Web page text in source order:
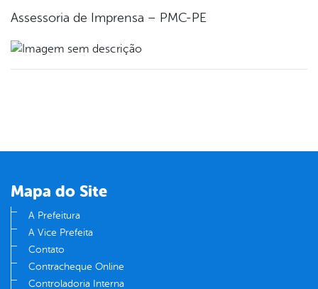
Assessoria de Imprensa – PMC-PE
Mapa do Site
A Prefeitura
A Vice Prefeita
Contato
Contracheque Online
Controladoria Interna